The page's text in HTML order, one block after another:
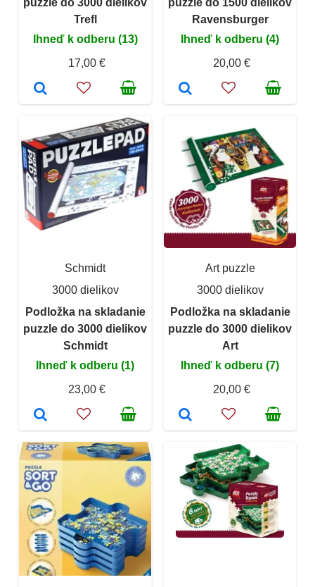
Trefl
Ihneď k odberu (13)
17,00 €
Ravensburger
Ihneď k odberu (4)
20,00 €
Schmidt
3000 dielikov
Podložka na skladanie
puzzle do 3000 dielikov
Schmidt
Ihneď k odberu (1)
23,00 €
Art puzzle
3000 dielikov
Podložka na skladanie
puzzle do 3000 dielikov
Art
Ihneď k odberu (7)
20,00 €